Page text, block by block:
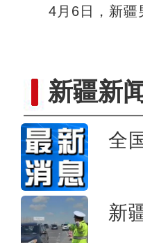
4月6日，新疆
新疆新
全
新